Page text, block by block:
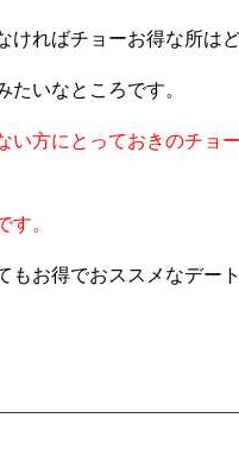
ければチョーお得な所は
いなところです。
い方にとっておきのチョ
す。
お得でおススメなデー